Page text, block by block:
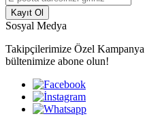
Kayıt Ol
Sosyal Medya
Takipçilerimize Özel
bültenimize abone olun!